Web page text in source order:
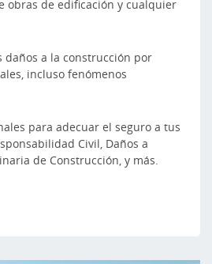
obras de edificación y cualquier
daños a la construcción por
incluso fenómenos
para adecuar el seguro a tus
Civil, Daños a
de Construcción, y más.